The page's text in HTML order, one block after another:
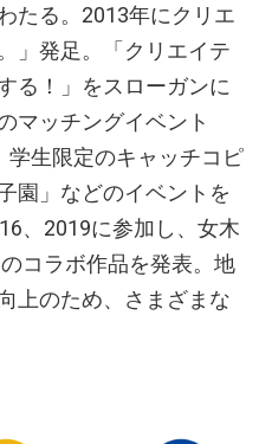
たる。2013年にクリエ
」発足。「クリエイテ
る！」をスローガンに
マッチングイベント
学生限定のキャッチコピ
園」などのイベントを
、2019に参加し、女木
コラボ作品を発表。地
上のため、さまざまな